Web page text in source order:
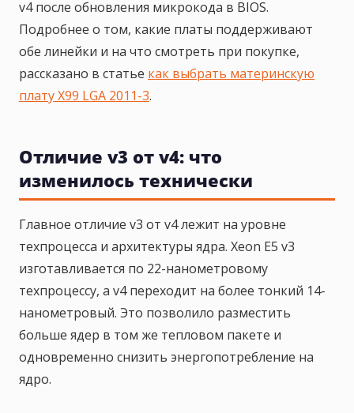
v4 после обновления микрокода в BIOS.
Подробнее о том, какие платы поддерживают
обе линейки и на что смотреть при покупке,
рассказано в статье как выбрать материнскую
плату X99 LGA 2011-3.
Отличие v3 от v4: что
изменилось технически
Главное отличие v3 от v4 лежит на уровне
техпроцесса и архитектуры ядра. Xeon E5 v3
изготавливается по 22-нанометровому
техпроцессу, а v4 переходит на более тонкий 14-
нанометровый. Это позволило разместить
больше ядер в том же тепловом пакете и
одновременно снизить энергопотребление на
ядро.